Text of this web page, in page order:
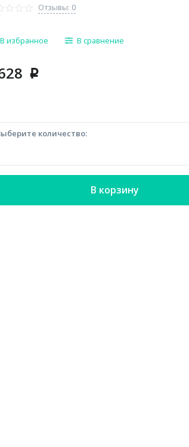
Отзывы: 0
В избранное В сравнение
p
количество:
В корзину